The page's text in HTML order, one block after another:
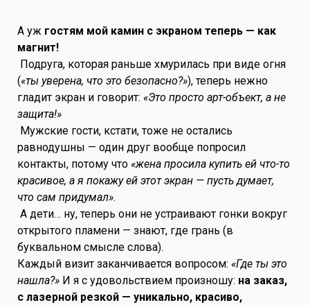
А уж гостям мой камин с экраном теперь — как
магнит!
Подруга, которая раньше хмурилась при виде огня
(«ты уверена, что это безопасно?»), теперь нежно
гладит экран и говорит: «Это просто арт-объект, а не
защита!»
Мужские гости, кстати, тоже не остались
равнодушны — один друг вообще попросил
контакты, потому что «жена просила купить ей что-то
красивое, а я покажу ей этот экран — пусть думает,
что сам придумал».
А дети… ну, теперь они не устраивают гонки вокруг
открытого пламени — знают, где грань (в
буквальном смысле слова).
Каждый визит заканчивается вопросом: «Где ты это
нашла?» И я с удовольствием произношу: на заказ,
с лазерной резкой — уникально, красиво,